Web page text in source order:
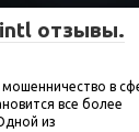
отзывы.
в
все более
из